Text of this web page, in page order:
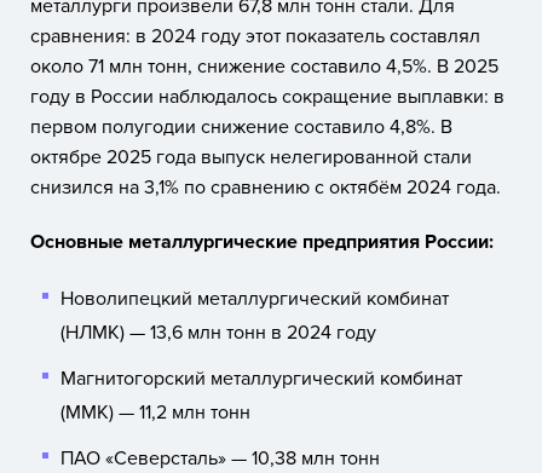
металлурги произвели 67,8 млн тонн стали. Для
сравнения: в 2024 году этот показатель составлял
около 71 млн тонн, снижение составило 4,5%. В 2025
году в России наблюдалось сокращение выплавки: в
первом полугодии снижение составило 4,8%. В
октябре 2025 года выпуск нелегированной стали
снизился на 3,1% по сравнению с октябём 2024 года.
Основные металлургические предприятия России:
Новолипецкий металлургический комбинат
(НЛМК) — 13,6 млн тонн в 2024 году
Магнитогорский металлургический комбинат
(ММК) — 11,2 млн тонн
ПАО «Северсталь» — 10,38 млн тонн